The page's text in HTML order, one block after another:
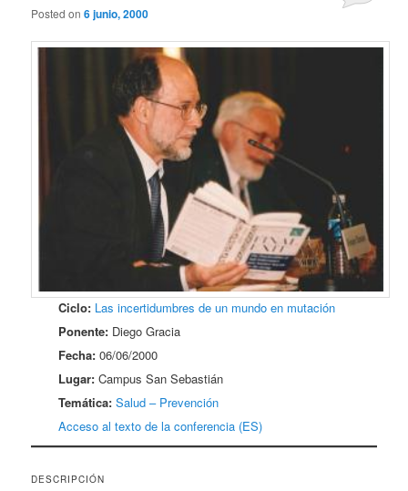
Posted on6 junio, 2000
Ciclo: Las incertidumbres de un mundo en mutación
Ponente: Diego Gracia
Fecha: 06/06/2000
Lugar: Campus San Sebastián
Temática: Salud – Prevención
Acceso al texto de la conferencia (ES)
DESCRIPCIÓN